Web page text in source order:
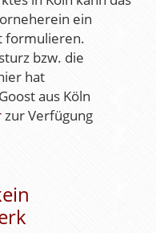
ein
formulieren.
bzw. die
hat
aus Köln
zur Verfügung